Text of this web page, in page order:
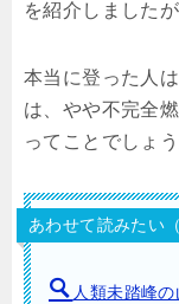
を紹介しました
本当に登った人
は、やや不完全
ってことでしょう
あわせて読みたい
人類未踏峰